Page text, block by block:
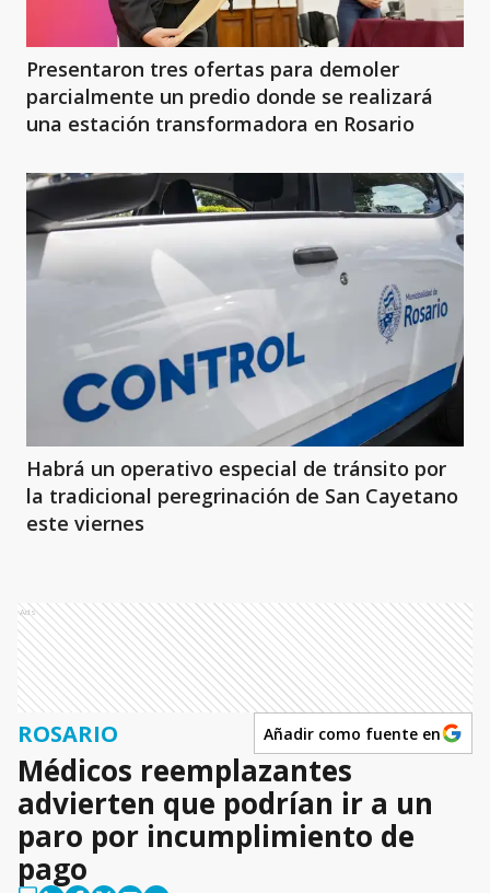
Presentaron tres ofertas para demoler
parcialmente un predio donde se realizará
una estación transformadora en Rosario
Habrá un operativo especial de tránsito por
la tradicional peregrinación de San Cayetano
este viernes
Ads
ROSARIO Añadir como fuente en
Médicos reemplazantes
advierten que podrían ir a un
paro por incumplimiento de
pago